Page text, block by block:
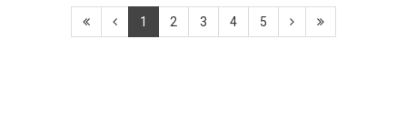
1 2 3 4 5